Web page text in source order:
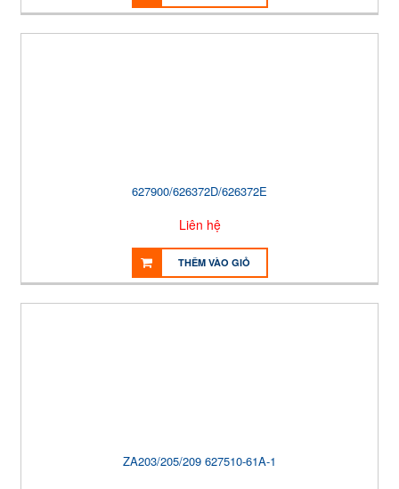
627900/626372D/626372E
Liên hệ
THÊM VÀO GIỎ
ZA203/205/209 627510-61A-1